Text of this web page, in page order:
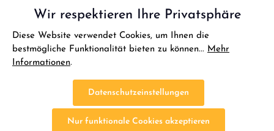
ggf. Nachnahmegebühren, wenn nicht anders angegeben.
FAQ - Sofort Hilfe
Reklamationen
Bestellung Widerrufen Widerrufsbelehrung
Wir respektieren Ihre Privatsphäre
Diese Website verwendet Cookies, um Ihnen die
bestmögliche Funktionalität bieten zu können... Mehr
Informationen.
Datenschutzeinstellungen
Nur funktionale Cookies akzeptieren